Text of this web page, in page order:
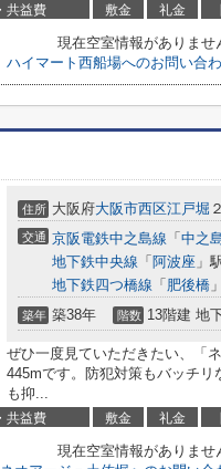
共益費 敷金 礼金
現在空室情報がありませ
ハイマート西船場へのお問い合
住所 大阪府大阪市西区江戸堀
交通 京阪電鉄中之島線 「 中之
地下鉄中央線 「 阿波座 」
地下鉄四つ橋線 「 肥後橋
築年 築38年 階数 13階建 地
ぜひ一度見ていただきたい、「
445mです。防犯対策もバッチ
も抑...
共益費 敷金 礼金
現在空室情報がありませ